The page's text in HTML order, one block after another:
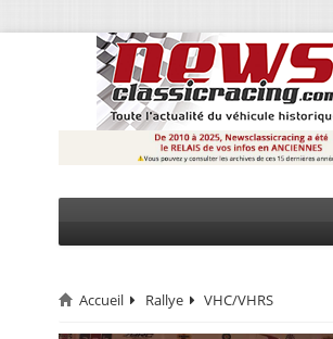
CIRCUIT
Accueil Rallye VHC/VHRS